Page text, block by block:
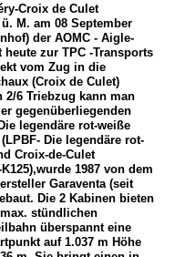
Croix de Culet
M. am 08 September
der AOMC - Aigle-
zur TPC -Transports
vom Zug in die
(Croix de Culet)
2/6 Triebzug kann man
gegenüberliegenden
legendäre rot-weiße
Die legendäre rot-
Croix-de-Culet
1987 von dem
Garaventa (seit
Die 2 Kabinen bieten
stündlichen
überspannt eine
auf 1.037 m Höhe